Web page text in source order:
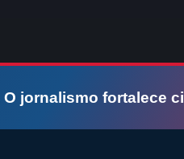
O jornalismo fortalece